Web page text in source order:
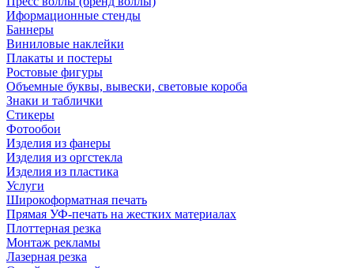
Иформационные стенды
Баннеры
Виниловые наклейки
Плакаты и постеры
Ростовые фигуры
Объемные буквы, вывески, световые короба
Знаки и таблички
Стикеры
Фотообои
Изделия из фанеры
Изделия из оргстекла
Изделия из пластика
Услуги
Широкоформатная печать
Прямая УФ-печать на жестких материалах
Плоттерная резка
Монтаж рекламы
Лазерная резка